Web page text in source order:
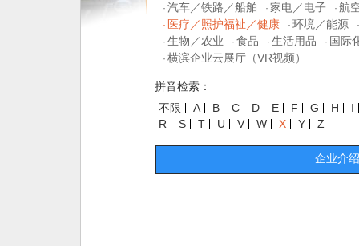
· 汽车／铁路／船舶 · 家电／电子 · 航
· 医疗／照护福祉／健康 · 环境／能源
·
· 生物／农业 · 食品 · 生活用品 · 国际
· 横滨企业云展厅（VR视频）
拼音检索：
不限
A B C D E F G H
I
R
S T U V W X Y Z
企业介绍